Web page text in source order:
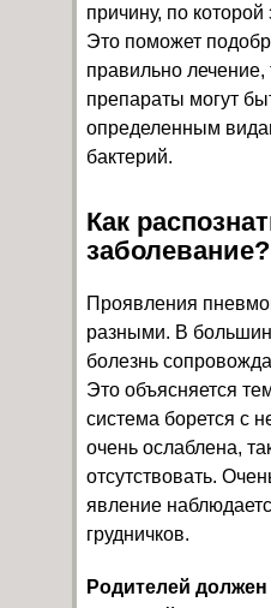
причину, по
Это поможет
правильно лечение,
препараты могут
определенным
бактерий.
Как
заболевание?
Проявления
разными. В
болезнь
Это объясняется
система борется с
очень ослаблена,
отсутствовать.
явление
грудничков.
Родителей